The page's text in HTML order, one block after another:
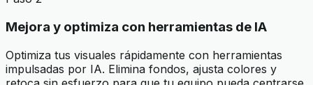
Mejora y optimiza con herramientas de IA
Optimiza tus visuales rápidamente con herramientas
impulsadas por IA. Elimina fondos, ajusta colores y